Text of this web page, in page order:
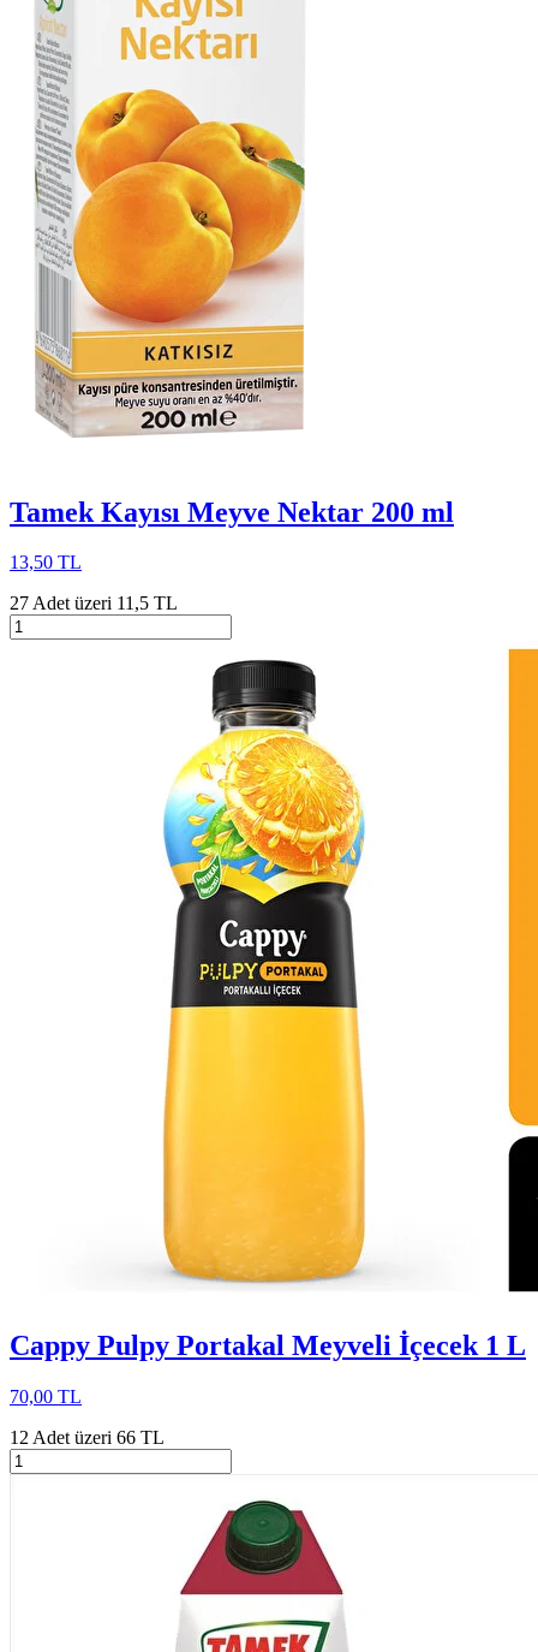
Tamek Kayısı Meyve Nektar 200 ml
13,50 TL
27 Adet üzeri 11,5 TL
Cappy Pulpy Portakal Meyveli İçecek 1 L
70,00 TL
12 Adet üzeri 66 TL